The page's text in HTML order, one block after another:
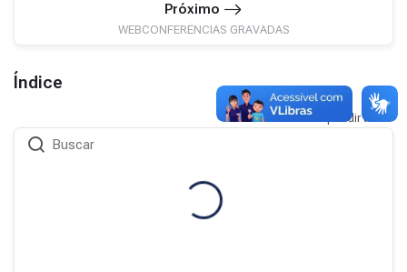
Próximo
WEBCONFERÊNCIAS GRAVADAS
Índice
Expandir tudo
Buscar